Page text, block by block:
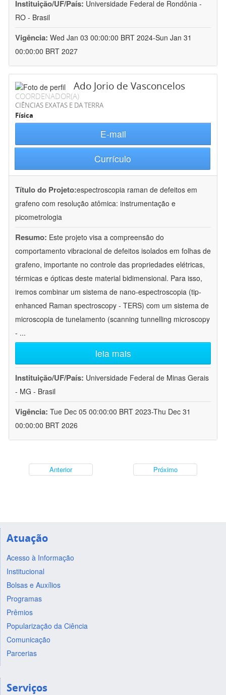
Instituição/UF/País: Universidade Federal de Rondônia -
RO - Brasil
Vigência: Wed Jan 03 00:00:00 BRT 2024-Sun Jan 31
00:00:00 BRT 2027
Ado Jorio de Vasconcelos
COORDENADOR(A)
CIÊNCIAS EXATAS E DA TERRA
Física
E-mail
Currículo
Título do Projeto:espectroscopia raman de defeitos em
grafeno com resolução atômica: instrumentação e
picometrologia
Resumo: Este projeto visa a compreensão do
comportamento vibracional de defeitos isolados em folhas de
grafeno, importante no controle das propriedades elétricas,
térmicas e ópticas deste material bidimensional. Para isso,
iremos combinar um sistema de nano-espectroscopia (tip-
enhanced Raman spectroscopy - TERS) com um sistema de
microscopia de tunelamento (scanning tunnelling microscopy
- ...
leia mais
Instituição/UF/País: Universidade Federal de Minas Gerais
- MG - Brasil
Vigência: Tue Dec 05 00:00:00 BRT 2023-Thu Dec 31
00:00:00 BRT 2026
Anterior Próximo
Atuação
Acesso à Informação
Institucional
Bolsas e Auxílios
Programas
Prêmios
Popularização da Ciência
Comunicação
Parcerias
Serviços